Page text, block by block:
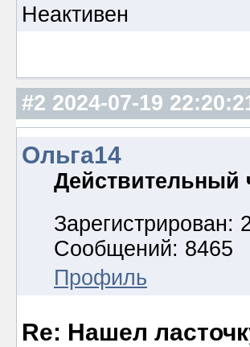
Неактивен
#2 2024-07-19
Ольга14
Действительный
Зарегистрирован:
Сообщений: 8465
Профиль
Re: Нашел